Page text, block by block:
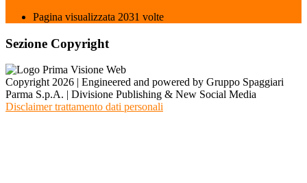
Pagina visualizzata 2031 volte
Sezione Copyright
Copyright 2026 | Engineered and powered by Gruppo Spaggiari
Parma S.p.A. | Divisione Publishing & New Social Media
Disclaimer trattamento dati personali